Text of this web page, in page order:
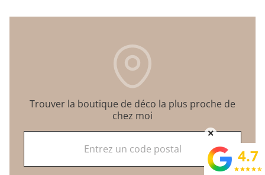
Trouver la boutique de déco la plus proche de
chez moi
×
4.7
star starstar star star_half